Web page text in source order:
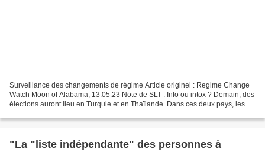
Surveillance des changements de régime Article originel : Regime Change
Watch Moon of Alabama, 13.05.23 Note de SLT : Info ou intox ? Demain, des
élections auront lieu en Turquie et en Thaïlande. Dans ces deux pays, les
"La "liste indépendante" des personnes à